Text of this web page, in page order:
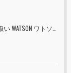
HALO ハロ アスプルンド取扱い WATSON ワトソン ミディアム トランク & スタンド セット ユニオンジャック 入荷しました！！